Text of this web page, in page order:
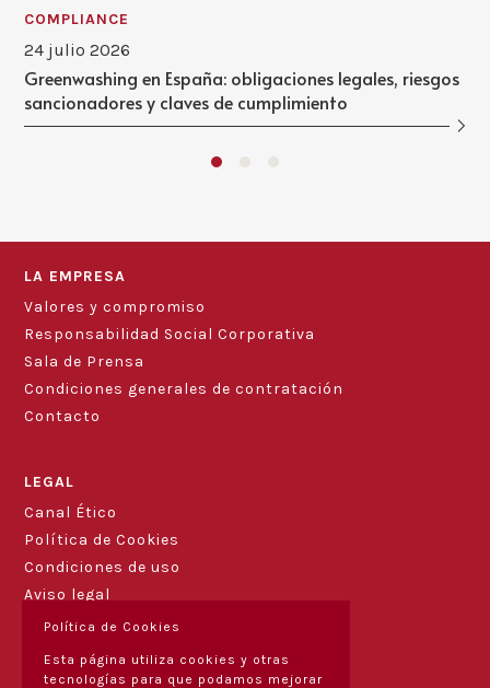
COMPLIANCE
24 julio 2026
Greenwashing en España: obligaciones legales, riesgos
sancionadores y claves de cumplimiento
LA EMPRESA
Valores y compromiso
Responsabilidad Social Corporativa
Sala de Prensa
Condiciones generales de contratación
Contacto
LEGAL
Canal Ético
Política de Cookies
Condiciones de uso
Aviso legal
Política de Cookies
Esta página utiliza cookies y otras
tecnologías para que podamos mejorar